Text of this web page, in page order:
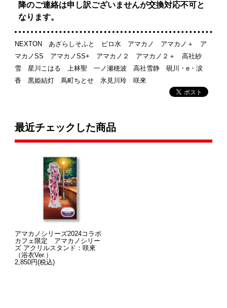
降のご連絡は申し訳ございませんが交換対応不可と
なります。
NEXTON あざらしそふと ピロ水 アマカノ アマカノ＋ ア
マカノSS アマカノSS+ アマカノ２ アマカノ２＋ 高社紗
雪 星川こはる 上林聖 一ノ瀬穂波 高社雪静 硯川・e・涙
香 黒姫結灯 蔦町ちとせ 氷見川玲 咲來
最近チェックした商品
アマカノシリーズ2024コラボ
カフェ限定 アマカノシリー
ズ アクリルスタンド：咲來
（浴衣Ver.）
2,850円(税込)